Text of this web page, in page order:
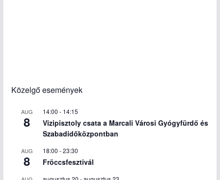
Közelgő események
AUG
8
14:00 - 14:15
Vizipisztoly csata a Marcali Városi Gyógyfürdő és
Szabadidőközpontban
AUG
8
18:00 -23:30
Fröccsfesztivál